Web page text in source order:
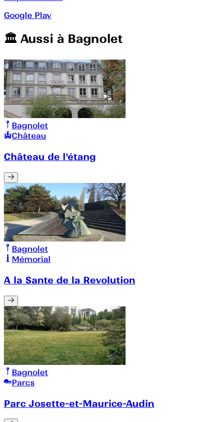
Google Play
🏛️️ Aussi à Bagnolet
Bagnolet
Château
Château de l'étang
Bagnolet
Mémorial
A la Sante de la Revolution
Bagnolet
Parcs
Parc Josette-et-Maurice-Audin